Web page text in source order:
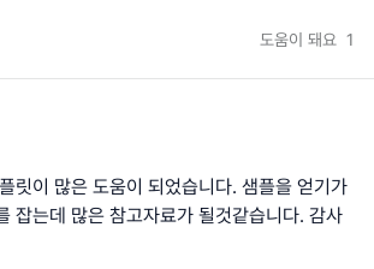
도움이 돼요 1
릿이 많은 도움이 되었습니다. 샘플을 얻기가
잡는데 많은 참고자료가 될것같습니다. 감사